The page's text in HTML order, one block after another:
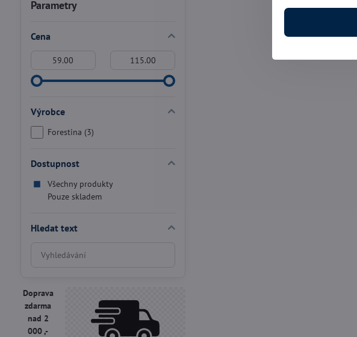
Parametry
Cena
Výrobce
Forestina (3)
Dostupnost
Všechny produkty
Pouze skladem
Hledat text
Prohledat
výsledky
fulltextem
Doprava
zdarma
nad 2
000 ,-